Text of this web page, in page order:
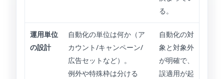
る。
運用単位
の設計
自動化の単位は何か（ア
カウント/キャンペーン/
広告セットなど）。
例外や特殊枠は分ける
自動化の対
象と対象外
が明確で、
誤適用が起